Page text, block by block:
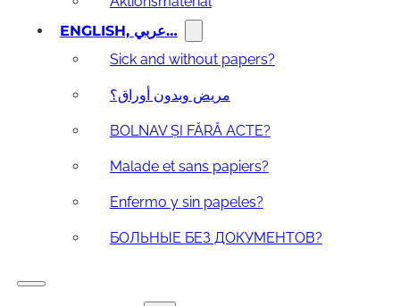
ENGLISH, عربي…
Sick and without papers?
مريض وبدون أوراق؟
BOLNAV ȘI FĂRĂ ACTE?
Malade et sans papiers?
Enfermo y sin papeles?
БОЛЬНЫЕ БЕЗ ДОКУМЕНТОВ?